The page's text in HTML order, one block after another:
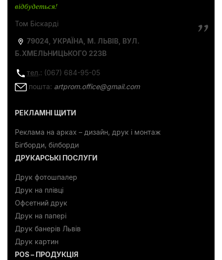
відбудеться!
Том Біскарді
79024, УКРАЇНА, М. ЛЬВІВ, ВУЛ.
Б.ХМЕЛЬНИЦЬКОГО 223В
тел.: (067) 684-95-05
пошта: artprom.office@gmail.com
РЕКЛАМНІ ЩИТИ
Реклама на арках – дизайн, друк і монтаж
Бігборди, білборди
ДРУКАРСЬКІ ПОСЛУГИ
Друк фотошпалер
Друк на плівці
Офсетний друк
Друк на папері
Друк банерів Львів
Друк картин
POS – ПРОДУКЦІЯ